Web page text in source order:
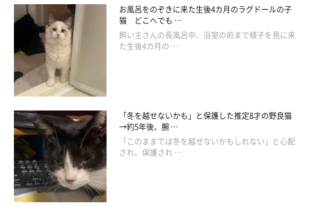
のとき最高に癒されていたみたい。またひとつ、お気に入りの場
所ができました♡
お風呂をのぞきに来た生後4カ月のラグドールの子
猫 どこへでも …
飼い主さんの長風呂中、浴室の前まで様子を見に来
た生後4カ月の …
「冬を越せないかも」と保護した推定8才の野良猫
→約5年後、腕 …
「このままでは冬を越せないかもしれない」と心配
され、保護され …